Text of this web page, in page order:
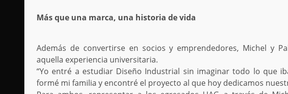
Más que una marca, una historia de vida
Además de convertirse en socios y emprendedores, Michel y
aquella experiencia universitaria.
“Yo entré a estudiar Diseño Industrial sin imaginar todo lo que
formé mi familia y encontré el proyecto al que hoy dedicamos